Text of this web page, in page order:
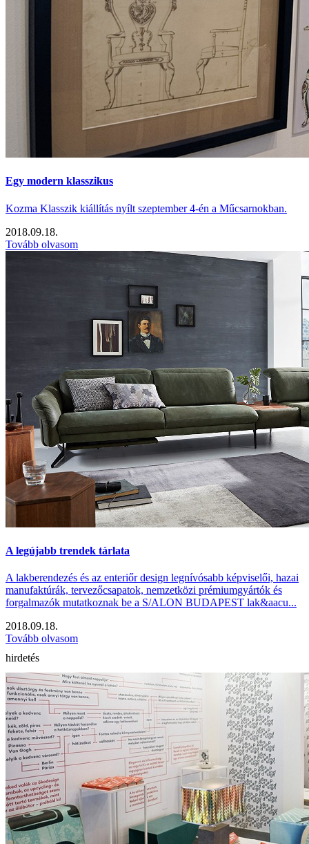
Egy modern klasszikus
Kozma Klasszik kiállítás nyílt szeptember 4-én a Műcsarnokban.
2018.09.18.
Tovább olvasom
A legújabb trendek tárlata
A lakberendezés és az enteriőr design legnívósabb képviselői, hazai
manufaktúrák, tervezőcsapatok, nemzetközi prémiumgyártók és
forgalmazók mutatkoznak be a S/ALON BUDAPEST lak&aacu...
2018.09.18.
Tovább olvasom
hirdetés